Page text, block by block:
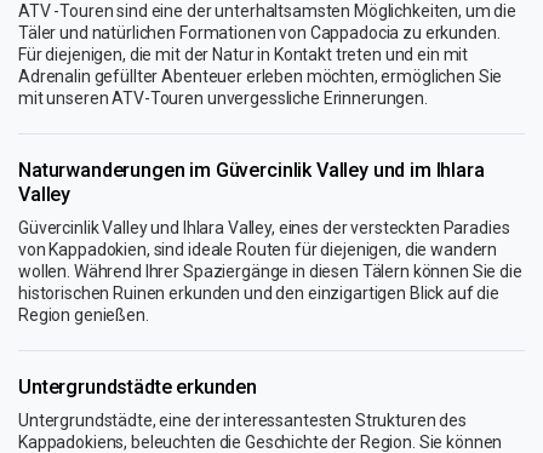
ATV -Touren sind eine der unterhaltsamsten Möglichkeiten, um die
Täler und natürlichen Formationen von Cappadocia zu erkunden.
Für diejenigen, die mit der Natur in Kontakt treten und ein mit
Adrenalin gefüllter Abenteuer erleben möchten, ermöglichen Sie
mit unseren ATV-Touren unvergessliche Erinnerungen.
Naturwanderungen im Güvercinlik Valley und im Ihlara
Valley
Güvercinlik Valley und Ihlara Valley, eines der versteckten Paradies
von Kappadokien, sind ideale Routen für diejenigen, die wandern
wollen. Während Ihrer Spaziergänge in diesen Tälern können Sie die
historischen Ruinen erkunden und den einzigartigen Blick auf die
Region genießen.
Untergrundstädte erkunden
Untergrundstädte, eine der interessantesten Strukturen des
Kappadokiens, beleuchten die Geschichte der Region. Sie können